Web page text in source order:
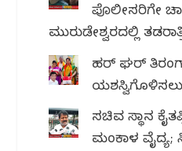
ಪೊಲೀಸರಿಗೇ
ಮುರುಡೇಶ್ವರದಲ್ಲಿ
ಹರ್ ಘರ್
ಸಚಿವ ಸ್ಥಾನ
ಮಂಕಾಳ ವೈದ್ಯ;